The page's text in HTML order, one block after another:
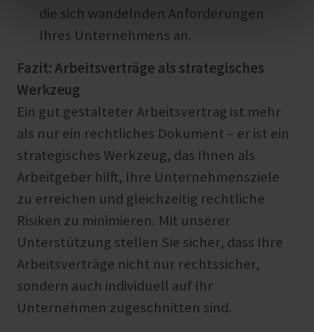
die sich wandelnden Anforderungen
Ihres Unternehmens an.
Fazit: Arbeitsverträge als strategisches
Werkzeug
Ein gut gestalteter Arbeitsvertrag ist mehr
als nur ein rechtliches Dokument – er ist ein
strategisches Werkzeug, das Ihnen als
Arbeitgeber hilft, Ihre Unternehmensziele
zu erreichen und gleichzeitig rechtliche
Risiken zu minimieren. Mit unserer
Unterstützung stellen Sie sicher, dass Ihre
Arbeitsverträge nicht nur rechtssicher,
sondern auch individuell auf Ihr
Unternehmen zugeschnitten sind.